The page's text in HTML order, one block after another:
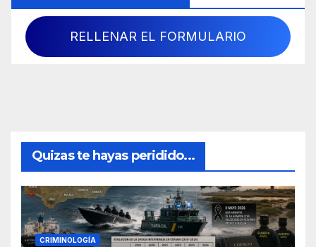
RELLENAR EL FORMULARIO
Quizas te hayas peridido...
CRIMINOLOGÍA